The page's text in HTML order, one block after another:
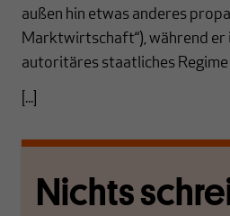
außen hin etwas anderes
Marktwirtschaft“), während er
autoritäres staatliches
[...]
Nichts